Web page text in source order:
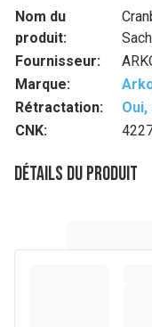
Nom du
produit:
Fournisseur:
Marque:
Rétractation:
CNK:
Détails du produit
arbustive et de D-